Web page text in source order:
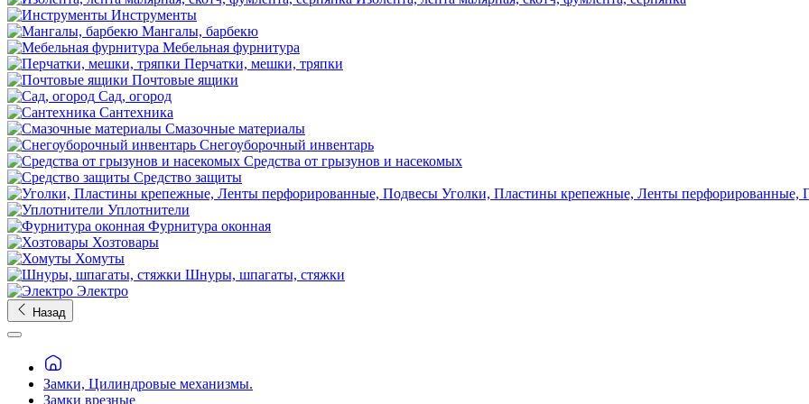
Инструменты
Мангалы, барбекю
Мебельная фурнитура
Перчатки, мешки, тряпки
Почтовые ящики
Сад, огород
Сантехника
Смазочные материалы
Снегоуборочный инвентарь
Средства от грызунов и насекомых
Средство защиты
Уголки, Пластины крепежные, Ленты перфорированные,
Уплотнители
Фурнитура оконная
Хозтовары
Хомуты
Шнуры, шпагаты, стяжки
Электро
Назад
Замки, Цилиндровые механизмы.
Замки врезные